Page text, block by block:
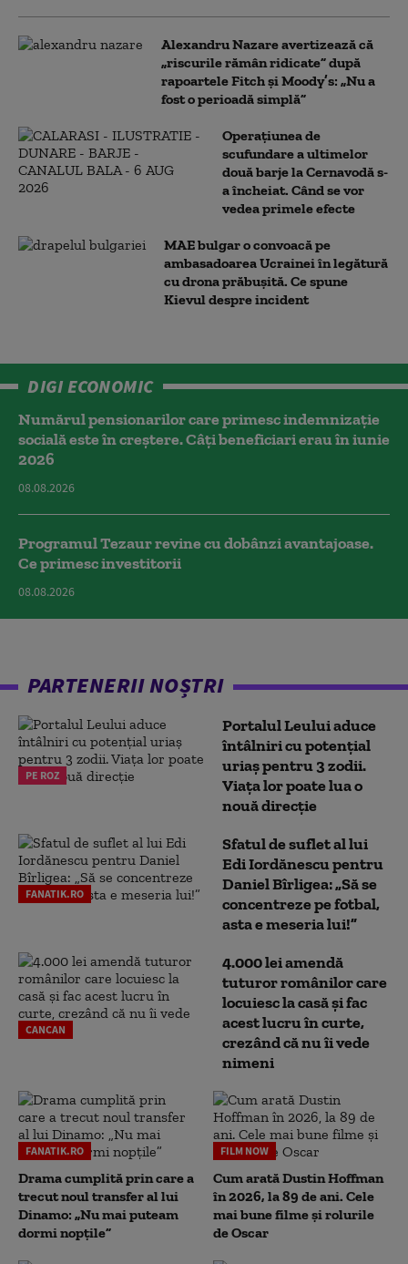
Alexandru Nazare avertizează că
„riscurile rămân ridicate” după
rapoartele Fitch și Moody’s: „Nu a
fost o perioadă simplă”
Operațiunea de
scufundare a ultimelor
două barje la Cernavodă s-
a încheiat. Când se vor
vedea primele efecte
MAE bulgar o convoacă pe
ambasadoarea Ucrainei în legătură
cu drona prăbuşită. Ce spune
Kievul despre incident
DIGI ECONOMIC
Numărul pensionarilor care primesc indemnizaţie
socială este în creștere. Câți beneficiari erau în iunie
2026
08.08.2026
Programul Tezaur revine cu dobânzi avantajoase.
Ce primesc investitorii
08.08.2026
PARTENERII NOȘTRI
PE ROZ
Portalul Leului aduce
întâlniri cu potențial
uriaș pentru 3 zodii.
Viața lor poate lua o
nouă direcție
FANATIK.RO
Sfatul de suflet al lui
Edi Iordănescu pentru
Daniel Bîrligea: „Să se
concentreze pe fotbal,
asta e meseria lui!”
CANCAN
4.000 lei amendă
tuturor românilor care
locuiesc la casă și fac
acest lucru în curte,
crezând că nu îi vede
nimeni
FANATIK.RO
Drama cumplită prin care a
trecut noul transfer al lui
Dinamo: „Nu mai puteam
dormi nopțile”
FILM NOW
Cum arată Dustin Hoffman
în 2026, la 89 de ani. Cele
mai bune filme și rolurile
de Oscar